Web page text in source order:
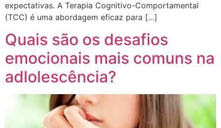
expectativas. A Terapia Cognitivo-Comportamental
(TCC) é uma abordagem eficaz para […]
Quais são os desafios
emocionais mais comuns na
adlolescência?